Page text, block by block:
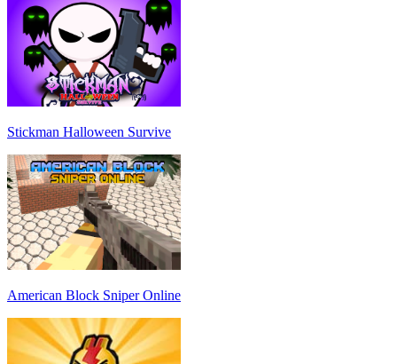
Stickman Halloween Survive
American Block Sniper Online